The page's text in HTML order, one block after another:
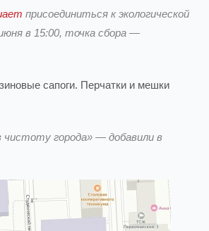
присоединиться к экологической
в 15:00, точка сбора —
сапоги. Перчатки и мешки
чистоту города» — добавили в